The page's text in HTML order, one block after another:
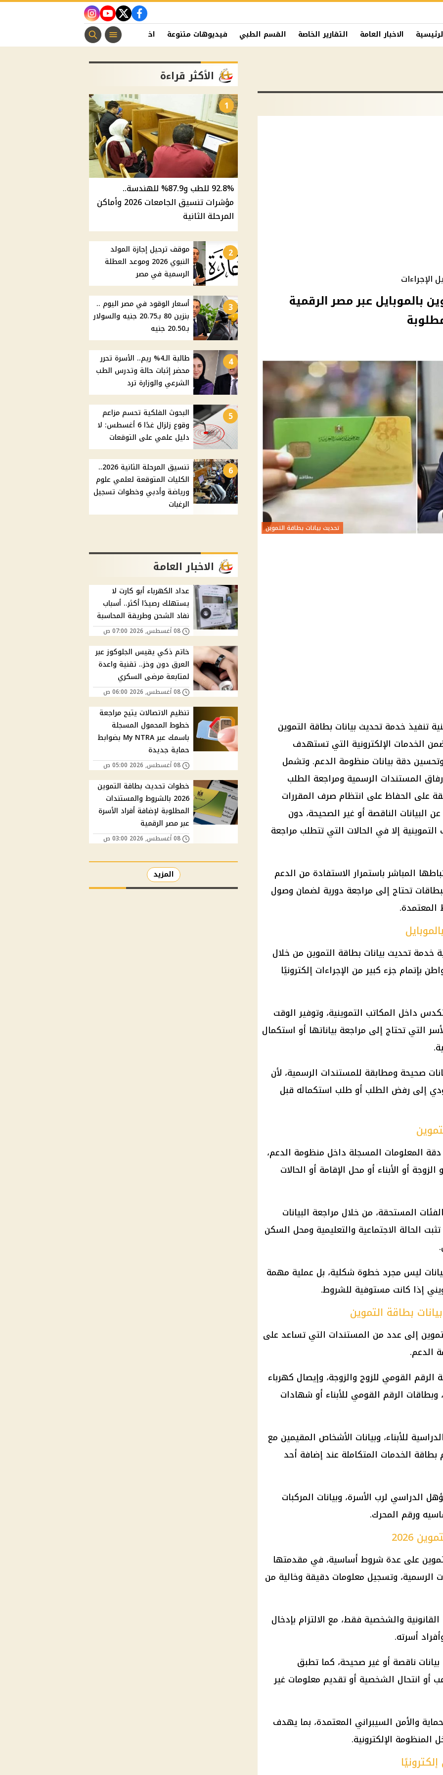
facebook
twitter
youtube
instagram
الاخبار العامة التقارير الخاصة القسم الطبي فيديوهات متنوعة اخبار الفن منوعات مسيحية
الإجراءات
بالموبايل عبر مصر الرقمية
تحديث بيانات بطاقة التموين
تنفيذ خدمة تحديث بيانات بطاقة التموين
الخدمات الإلكترونية التي تستهدف
دقة بيانات منظومة الدعم. وتشمل
المستندات الرسمية ومراجعة الطلب
على الحفاظ على انتظام صرف المقررات
البيانات الناقصة أو غير الصحيحة، دون
إلا في الحالات التي تتطلب مراجعة
المباشر باستمرار الاستفادة من الدعم
تحتاج إلى مراجعة دورية لضمان وصول
خدمة تحديث بيانات بطاقة التموين من خلال
بإتمام جزء كبير من الإجراءات إلكترونيًا
داخل المكاتب التموينية، وتوفير الوقت
التي تحتاج إلى مراجعة بياناتها أو استكمال
صحيحة ومطابقة للمستندات الرسمية، لأن
إلى رفض الطلب أو طلب استكماله قبل
المعلومات المسجلة داخل منظومة الدعم،
أو الأبناء أو محل الإقامة أو الحالات
المستحقة، من خلال مراجعة البيانات
الحالة الاجتماعية والتعليمية ومحل السكن
ليس مجرد خطوة شكلية، بل عملية مهمة
إذا كانت مستوفية للشروط.
بطاقة التموين
إلى عدد من المستندات التي تساعد على
الدعم.
الرقم القومي للزوج والزوجة، وإيصال كهرباء
وبطاقات الرقم القومي للأبناء أو شهادات
للأبناء، وبيانات الأشخاص المقيمين مع
بطاقة الخدمات المتكاملة عند إضافة أحد
الدراسي لرب الأسرة، وبيانات المركبات
ورقم المحرك.
2026
على عدة شروط أساسية، في مقدمتها
الرسمية، وتسجيل معلومات دقيقة وخالية من
والشخصية فقط، مع الالتزام بإدخال
أسرته.
ناقصة أو غير صحيحة، كما تطبق
أو انتحال الشخصية أو تقديم معلومات غير
والأمن السيبراني المعتمدة، بما يهدف
الإلكترونية.
الأكثر قراءة
1
92.8% للطب و87.9% للهندسة..
مؤشرات تنسيق الجامعات 2026 وأماكن
المرحلة الثانية
2
موقف ترحيل إجازة المولد
النبوي 2026 وموعد العطلة
الرسمية في مصر
3
أسعار الوقود في مصر اليوم ..
بنزين 80 بـ20.75 جنيه والسولار
بـ20.50 جنيه
4
طالبة الـ4% ريم.. الأسرة تحرر
محضر إثبات حالة وتدرس الطب
الشرعي والوزارة ترد
5
البحوث الفلكية تحسم مزاعم
وقوع زلزال غدًا 6 أغسطس: لا
دليل علمي على التوقعات
6
تنسيق المرحلة الثانية 2026..
الكليات المتوقعة لعلمي علوم
ورياضة وأدبي وخطوات تسجيل
الرغبات
الاخبار العامة
عداد الكهرباء أبو كارت لا
يستهلك رصيدًا أكثر.. أسباب
نفاد الشحن وطريقة المحاسبة
08 أغسطس, 2026 07:00 ص
خاتم ذكي يقيس الجلوكوز عبر
العرق دون وخز.. تقنية واعدة
لمتابعة مرضى السكري
08 أغسطس, 2026 06:00 ص
تنظيم الاتصالات يتيح مراجعة
خطوط المحمول المسجلة
باسمك عبر My NTRA بضوابط
حماية جديدة
08 أغسطس, 2026 05:00 ص
خطوات تحديث بطاقة التموين
2026 بالشروط والمستندات
المطلوبة لإضافة أفراد الأسرة
عبر مصر الرقمية
08 أغسطس, 2026 03:00 ص
المزيد